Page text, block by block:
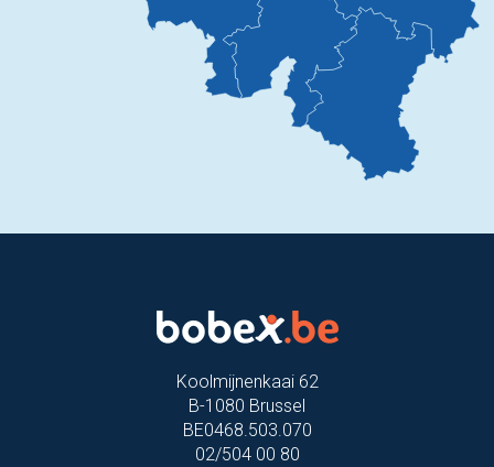
Koolmijnenkaai 62
B-1080 Brussel
BE0468.503.070
02/504 00 80